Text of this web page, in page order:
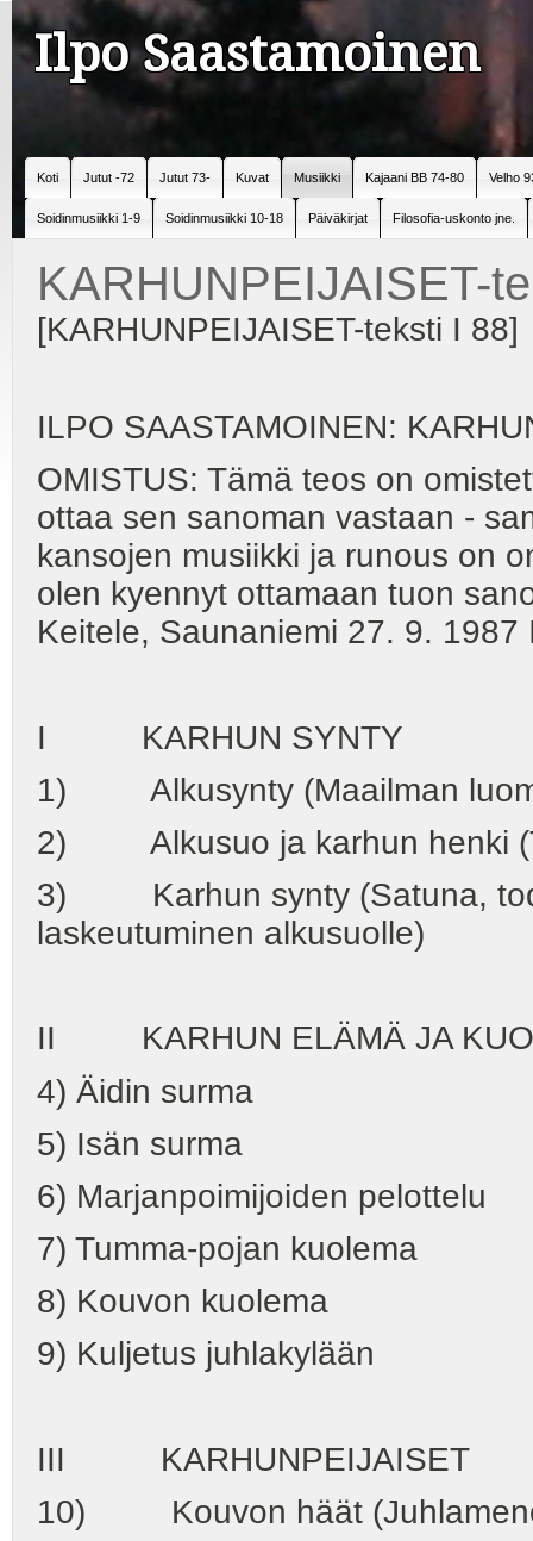
Ilpo Saastamoinen
Koti Jutut -72 Jutut 73- Kuvat Musiikki Kajaani BB 74-80 Velho
Soidinmusiikki 1-9 Soidinmusiikki 10-18 Päiväkirjat Filosofia-uskonto jne.
KARHUNPEIJAISET-
[KARHUNPEIJAISET-teksti I 88]
ILPO SAASTAMOINEN:
OMISTUS: Tämä teos on
ottaa sen sanoman vastaan -
kansojen musiikki ja runous on
olen kyennyt ottamaan tuon
Keitele, Saunaniemi 27. 9. 1987
I KARHUN SYNTY
1) Alkusynty (Maailman
2) Alkusuo ja karhun henki
3) Karhun synty (Satuna,
laskeutuminen alkusuolle)
II KARHUN ELÄMÄ JA
4) Äidin surma
5) Isän surma
6) Marjanpoimijoiden pelottelu
7) Tumma-pojan kuolema
8) Kouvon kuolema
9) Kuljetus juhlakylään
III KARHUNPEIJAISET
10) Kouvon häät